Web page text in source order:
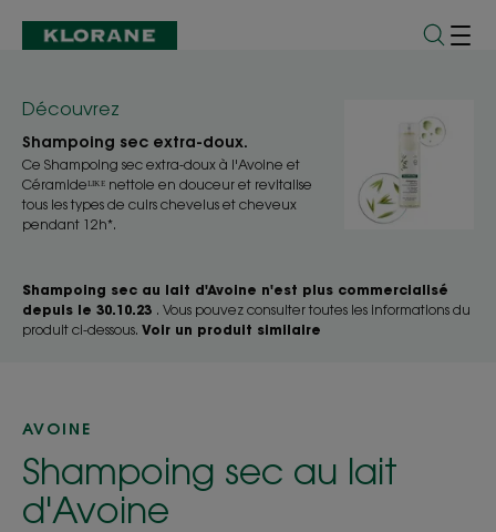
Shampoing sec au lait d'Avoine n'est plus commercialisé
depuis le 30.10.23 . Vous pouvez consulter toutes les informations du
produit ci-dessous. Voir un produit similaire
Découvrez
Shampoing sec extra-doux.
Ce Shampoing sec extra-doux à l'Avoine et
Céramideᴸᴵᴷᴱ nettoie en douceur et revitalise
tous les types de cuirs chevelus et cheveux
pendant 12h*.
AVOINE
Shampoing sec au lait
d'Avoine